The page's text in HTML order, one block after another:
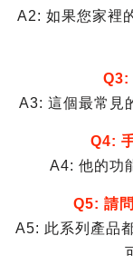
A2: 如果您家裡
Q3:
A3: 這個最常見
Q4:
A4: 他的功
Q5: 請
A5: 此系列產品